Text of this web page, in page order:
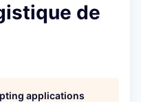
de
applications